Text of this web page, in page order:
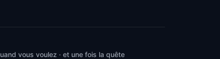
vous voulez · et une fois la quête